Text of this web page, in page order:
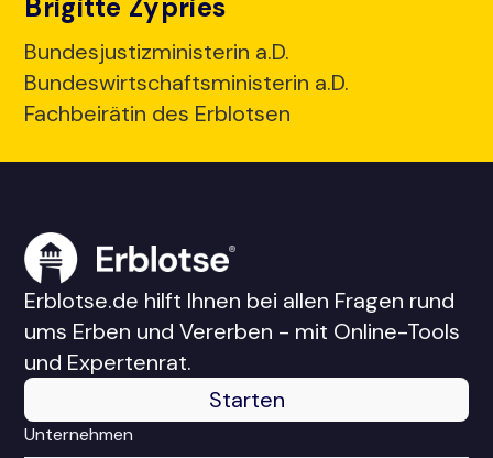
Brigitte Zypries
Bundesjustizministerin a.D.
Bundeswirtschaftsministerin a.D.
Fachbeirätin des Erblotsen
Erblotse.de hilft Ihnen bei allen Fragen rund
ums Erben und Vererben - mit Online-Tools
und Expertenrat.
Starten
Unternehmen